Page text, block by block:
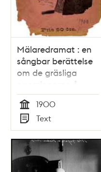
Mälaredramat : en
sångbar berättelse
om de gräsliga
ogerningarna å
ångbåten "Prins
Carl"
Tid
1900
Typ
Text